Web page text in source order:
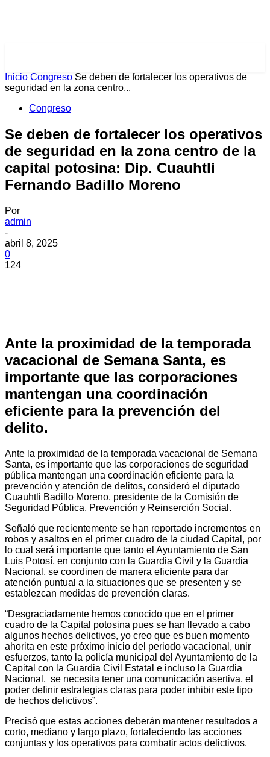
Inicio Congreso Se deben de fortalecer los operativos de
seguridad en la zona centro...
Congreso
Se deben de fortalecer los operativos
de seguridad en la zona centro de la
capital potosina: Dip. Cuauhtli
Fernando Badillo Moreno
Por
admin
-
abril 8, 2025
0
124
Ante la proximidad de la temporada
vacacional de Semana Santa, es
importante que las corporaciones
mantengan una coordinación
eficiente para la prevención del
delito.
Ante la proximidad de la temporada vacacional de Semana
Santa, es importante que las corporaciones de seguridad
pública mantengan una coordinación eficiente para la
prevención y atención de delitos, consideró el diputado
Cuauhtli Badillo Moreno, presidente de la Comisión de
Seguridad Pública, Prevención y Reinserción Social.
Señaló que recientemente se han reportado incrementos en
robos y asaltos en el primer cuadro de la ciudad Capital, por
lo cual será importante que tanto el Ayuntamiento de San
Luis Potosí, en conjunto con la Guardia Civil y la Guardia
Nacional, se coordinen de manera eficiente para dar
atención puntual a la situaciones que se presenten y se
establezcan medidas de prevención claras.
“Desgraciadamente hemos conocido que en el primer
cuadro de la Capital potosina pues se han llevado a cabo
algunos hechos delictivos, yo creo que es buen momento
ahorita en este próximo inicio del periodo vacacional, unir
esfuerzos, tanto la policía municipal del Ayuntamiento de la
Capital con la Guardia Civil Estatal e incluso la Guardia
Nacional, se necesita tener una comunicación asertiva, el
poder definir estrategias claras para poder inhibir este tipo
de hechos delictivos”.
Precisó que estas acciones deberán mantener resultados a
corto, mediano y largo plazo, fortaleciendo las acciones
conjuntas y los operativos para combatir actos delictivos.